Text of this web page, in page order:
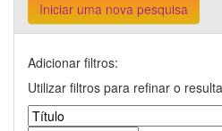
Iniciar uma nova pesquisa
Adicionar filtros:
Utilizar filtros para refinar o